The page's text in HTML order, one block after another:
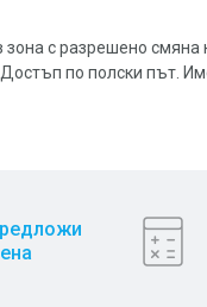
зона с разрешено смяна
по полски път.